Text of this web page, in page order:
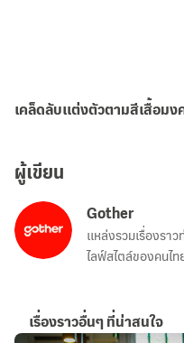
เคล็ดลับแต่งตัวตามสีเสื้อมง
ผู้เขียน
Gother
แหล่งรวมเรื่องราว
ไลฟ์สไตล์ของคนไท
เรื่องราวอื่นๆ ที่น่าสนใจ